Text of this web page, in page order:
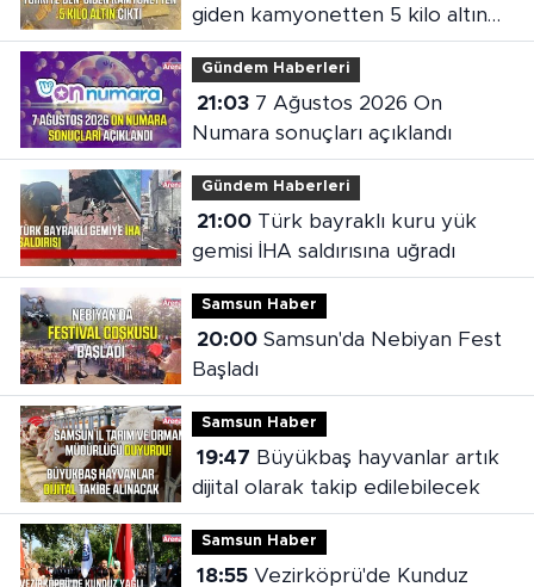
giden kamyonetten 5 kilo altın
çıktı
Gündem Haberleri
21:037 Ağustos 2026 On
Numara sonuçları açıklandı
Gündem Haberleri
21:00Türk bayraklı kuru yük
gemisi İHA saldırısına uğradı
Samsun Haber
20:00Samsun'da Nebiyan Fest
Başladı
Samsun Haber
19:47
dijital olarak takip edilebilecek
Samsun Haber
18:55Vezirköprü'de Kunduz